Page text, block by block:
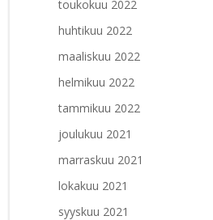
toukokuu 2022
huhtikuu 2022
maaliskuu 2022
helmikuu 2022
tammikuu 2022
joulukuu 2021
marraskuu 2021
lokakuu 2021
syyskuu 2021